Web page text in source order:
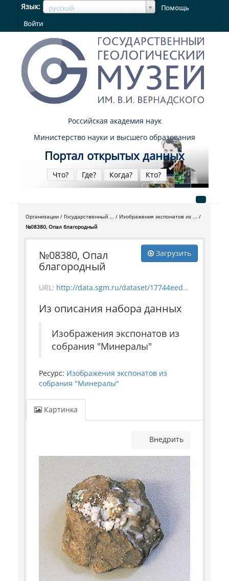
Язык русский
ЯзыкЯзык
Помощь
Войти
Российская академия наук
Министерство науки и высшего образования
Портал открытых данных
Что? Где? Когда? Кто?
Организации Государственный ...
Изображения экспонатов из ...
№08380, Опал благородный
Загрузить
№08380, Опал
благородный
URL: http://data.sgm.ru/dataset/17744eed-27fa-4a9a-bc72-4e657fa570af/resource/c870f605-a963-4888-937e-e3f6e7715c45/download/mineral_8380.jpg
Из описания набора данных
Изображения экспонатов из
собрания "Минералы"
Ресурс: Изображения экспонатов из
собрания "Минералы"
Картинка
Внедрить